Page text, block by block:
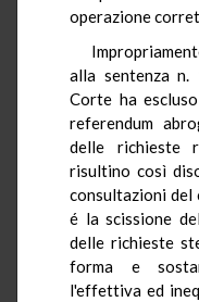
operazione
alla sentenza
Corte ha
referendum
delle richieste
risultino così
consultazioni
é la scissione
delle richieste
forma e
l'effettiva ed